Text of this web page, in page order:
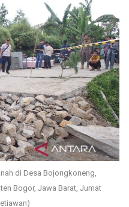
di Desa Bojongkoneng,
Bogor, Jawa Barat, Jumat